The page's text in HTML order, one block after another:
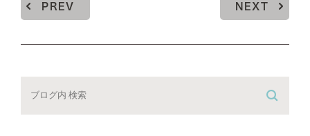
PREV NEXT